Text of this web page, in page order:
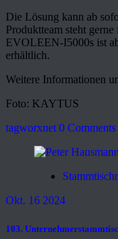
Die Lösung kann ab
Produktteam steht
EVOLEEN-I5000s ist
erhältlich.
Weitere Informationen
Foto: KAYTUS
tagworxnet 0 Comments
Okt. 16 2024
103.